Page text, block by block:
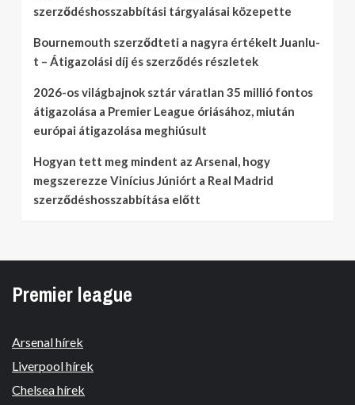
szerződéshosszabbítási tárgyalásai közepette
Bournemouth szerződteti a nagyra értékelt Juanlu-
t – Átigazolási díj és szerződés részletek
2026-os világbajnok sztár váratlan 35 millió fontos
átigazolása a Premier League óriásához, miután
európai átigazolása meghiúsult
Hogyan tett meg mindent az Arsenal, hogy
megszerezze Vinícius Júniórt a Real Madrid
szerződéshosszabbítása előtt
Premier league
Arsenal hírek
Liverpool hírek
Chelsea hírek